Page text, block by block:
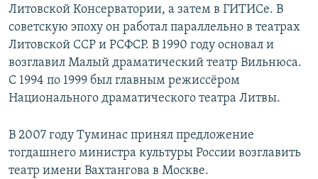
Литовской Консерватории, а затем в ГИТИСе. В
советскую эпоху он работал параллельно в театрах
Литовской ССР и РСФСР. В 1990 году основал и
возглавил Малый драматический театр Вильнюса.
С 1994 по 1999 был главным режиссёром
Национального драматического театра Литвы.
В 2007 году Туминас принял предложение
тогдашнего министра культуры России возглавить
театр имени Вахтангова в Москве.